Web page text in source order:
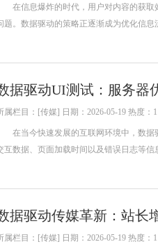
在信息爆炸的时代，用户对内容的获取
题。数据驱动的策略正逐渐成为优化信
据驱动UI测试：服务器
属栏目：[传媒] 日期：2026-05-19 热度：1
在当今快速发展的互联网环境中，数据
互数据、页面加载时间以及错误日志等
据驱动传媒革新：站长
属栏目：[传媒] 日期：2026-05-19 热度：1